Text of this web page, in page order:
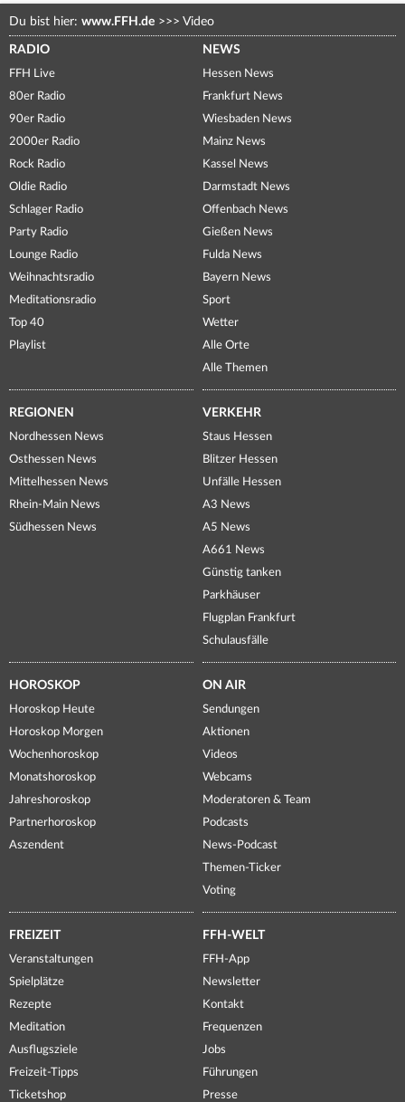
Du bist hier: www.FFH.de >>> Video
RADIO
FFH Live
80er Radio
90er Radio
2000er Radio
Rock Radio
Oldie Radio
Schlager Radio
Party Radio
Lounge Radio
Weihnachtsradio
Meditationsradio
Top 40
Playlist
NEWS
Hessen News
Frankfurt News
Wiesbaden News
Mainz News
Kassel News
Darmstadt News
Offenbach News
Gießen News
Fulda News
Bayern News
Sport
Wetter
Alle Orte
Alle Themen
REGIONEN
Nordhessen News
Osthessen News
Mittelhessen News
Rhein-Main News
Südhessen News
VERKEHR
Staus Hessen
Blitzer Hessen
Unfälle Hessen
A3 News
A5 News
A661 News
Günstig tanken
Parkhäuser
Flugplan Frankfurt
Schulausfälle
HOROSKOP
Horoskop Heute
Horoskop Morgen
Wochenhoroskop
Monatshoroskop
Jahreshoroskop
Partnerhoroskop
Aszendent
ON AIR
Sendungen
Aktionen
Videos
Webcams
Moderatoren & Team
Podcasts
News-Podcast
Themen-Ticker
Voting
FREIZEIT
Veranstaltungen
Spielplätze
Rezepte
Meditation
Ausflugsziele
Freizeit-Tipps
Ticketshop
FFH-WELT
FFH-App
Newsletter
Kontakt
Frequenzen
Jobs
Führungen
Presse